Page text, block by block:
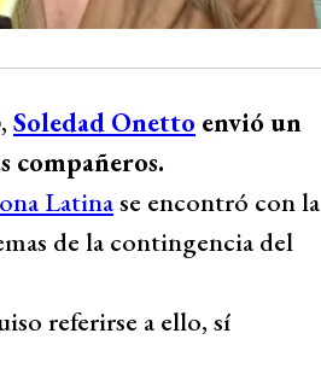
, Soledad Onetto envió un
compañeros.
Latinase encontró conla
de la contingencia del
referirse a ello, sí